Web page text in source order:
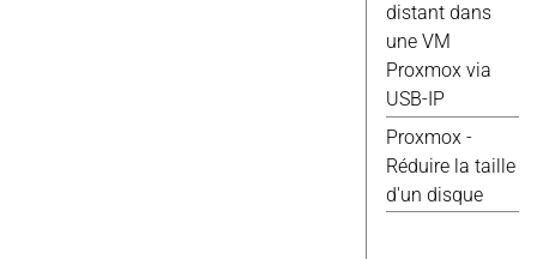
Android (4)
Excel (4)
Reparation (4)
Tasmota
Ti
Website
(4)
Alexa
(3)
Aliexpress (3)
distant dans
une VM
Proxmox via
USB-IP
Proxmox -
Réduire la taille
d'un disque